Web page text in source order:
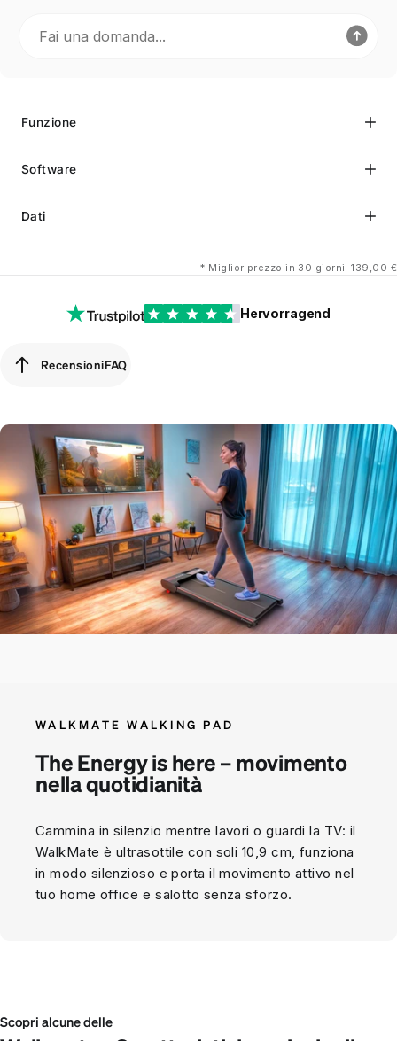
Funzione
Software
Dati
* Miglior prezzo in 30 giorni: 139,00 €
Hervorragend
RecensioniFAQ
WALKMATE WALKING PAD
The Energy is here – movimento
nella quotidianità
Cammina in silenzio mentre lavori o guardi la TV: il
WalkMate è ultrasottile con soli 10,9 cm, funziona
in modo silenzioso e porta il movimento attivo nel
tuo home office e salotto senza sforzo.
Scopri alcune delle